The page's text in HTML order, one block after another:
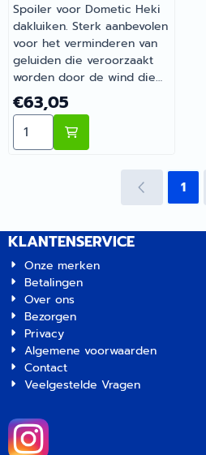
Spoiler voor Dometic Heki
dakluiken. Sterk aanbevolen
voor het verminderen van
geluiden die veroorzaakt
worden door de wind die
over het dakluik waait. |
Dometic Heki Spoiler
570mm | Artikelnummer
0401120
Prijs: 63,05
€63,05
Aantal kiezen voor Dometic
1
KLANTENSERVICE
Onze merken
Betalingen
Over ons
Bezorgen
Privacy
Algemene voorwaarden
Contact
Veelgestelde Vragen